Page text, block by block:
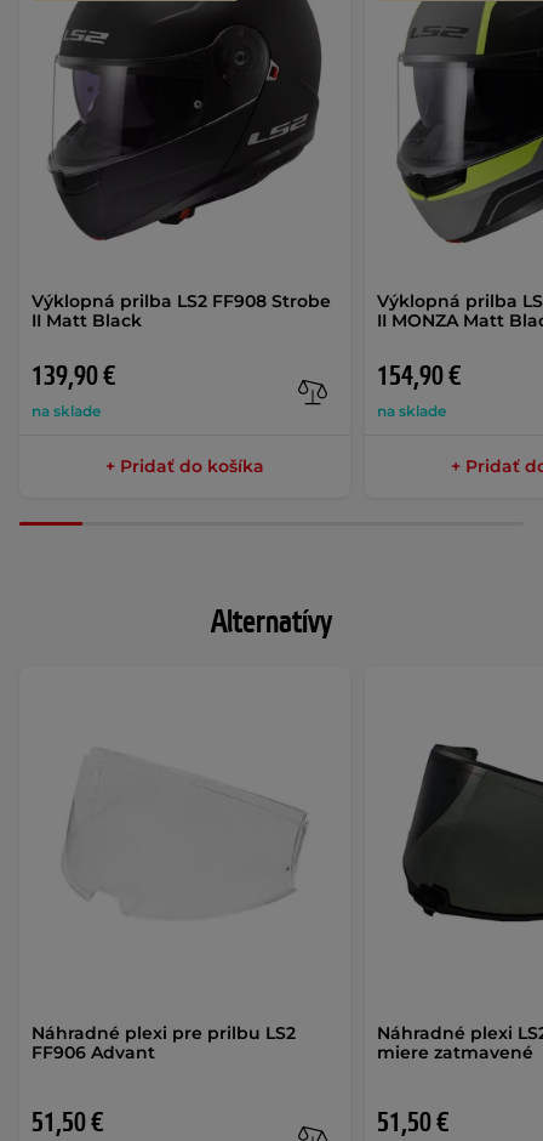
Výklopná prilba LS2 FF908 Strobe
II Matt Black
139,90 €
na sklade
+ Pridať do košíka
Výklopná prilba
II MONZA Matt
154,90 €
na sklade
+ Pridať
Alternatívy
Náhradné plexi pre prilbu LS2
FF906 Advant
51,50 €
Náhradné plexi
miere zatmavené
51,50 €